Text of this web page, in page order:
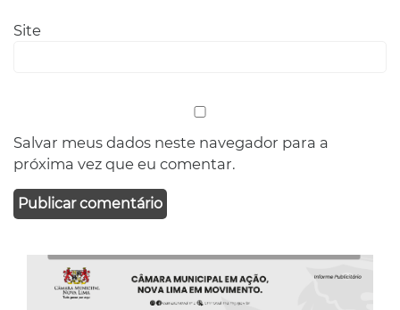
Site
Salvar meus dados neste navegador para a
próxima vez que eu comentar.